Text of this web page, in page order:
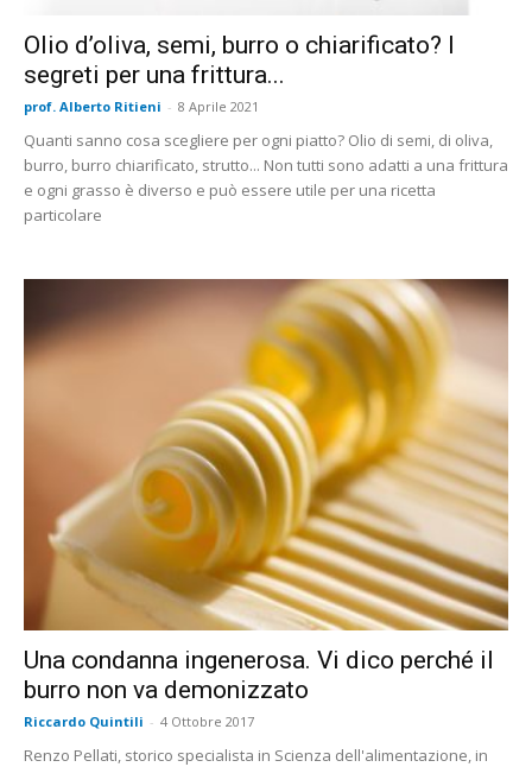
Olio d’oliva, semi, burro o chiarificato? I
segreti per una frittura...
prof. Alberto Ritieni - 8 Aprile 2021
Quanti sanno cosa scegliere per ogni piatto? Olio di semi, di oliva,
burro, burro chiarificato, strutto... Non tutti sono adatti a una frittura
e ogni grasso è diverso e può essere utile per una ricetta
particolare
Una condanna ingenerosa. Vi dico perché il
burro non va demonizzato
Riccardo Quintili - 4 Ottobre 2017
Renzo Pellati, storico specialista in Scienza dell'alimentazione, in